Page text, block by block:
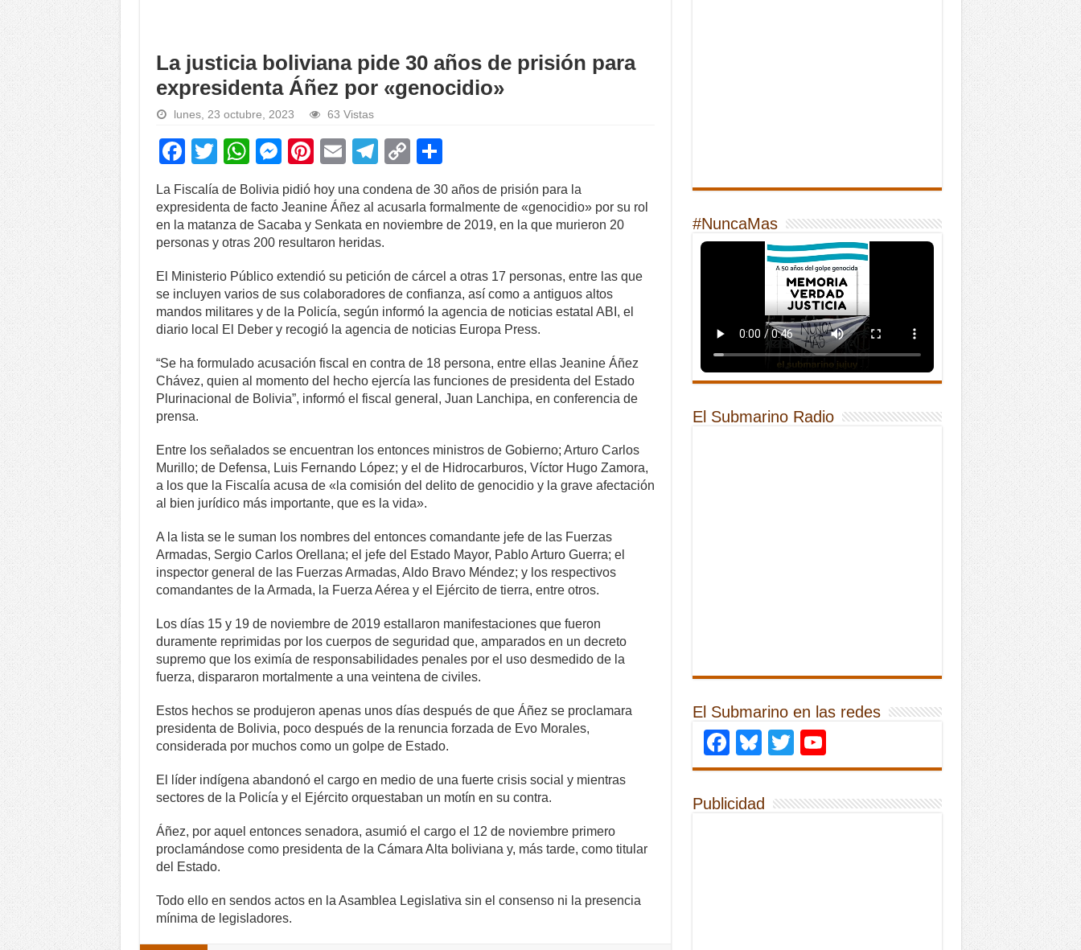
La justicia boliviana pide 30 años de prisión para
expresidenta Áñez por «genocidio»
lunes, 23 octubre, 2023 63 Vistas
F
c
e
b
o
o
k
T
wi
tt
er
W
h
at
s
A
p
p
M
e
ss
e
n
g
er
Pi
nt
er
e
st
E
ail
T
el
e
gr
a
m
C
o
p
y
n
k
h
ar
e
La Fiscalía de Bolivia pidió hoy una condena de 30 años de prisión para la
expresidenta de facto Jeanine Áñez al acusarla formalmente de «genocidio» por su rol
en la matanza de Sacaba y Senkata en noviembre de 2019, en la que murieron 20
personas y otras 200 resultaron heridas.
El Ministerio Público extendió su petición de cárcel a otras 17 personas, entre las que
se incluyen varios de sus colaboradores de confianza, así como a antiguos altos
mandos militares y de la Policía, según informó la agencia de noticias estatal ABI, el
diario local El Deber y recogió la agencia de noticias Europa Press.
“Se ha formulado acusación fiscal en contra de 18 persona, entre ellas Jeanine Áñez
Chávez, quien al momento del hecho ejercía las funciones de presidenta del Estado
Plurinacional de Bolivia”, informó el fiscal general, Juan Lanchipa, en conferencia de
prensa.
Entre los señalados se encuentran los entonces ministros de Gobierno; Arturo Carlos
Murillo; de Defensa, Luis Fernando López; y el de Hidrocarburos, Víctor Hugo Zamora,
a los que la Fiscalía acusa de «la comisión del delito de genocidio y la grave afectación
al bien jurídico más importante, que es la vida».
A la lista se le suman los nombres del entonces comandante jefe de las Fuerzas
Armadas, Sergio Carlos Orellana; el jefe del Estado Mayor, Pablo Arturo Guerra; el
inspector general de las Fuerzas Armadas, Aldo Bravo Méndez; y los respectivos
comandantes de la Armada, la Fuerza Aérea y el Ejército de tierra, entre otros.
Los días 15 y 19 de noviembre de 2019 estallaron manifestaciones que fueron
duramente reprimidas por los cuerpos de seguridad que, amparados en un decreto
supremo que los eximía de responsabilidades penales por el uso desmedido de la
fuerza, dispararon mortalmente a una veintena de civiles.
Estos hechos se produjeron apenas unos días después de que Áñez se proclamara
presidenta de Bolivia, poco después de la renuncia forzada de Evo Morales,
considerada por muchos como un golpe de Estado.
El líder indígena abandonó el cargo en medio de una fuerte crisis social y mientras
sectores de la Policía y el Ejército orquestaban un motín en su contra.
Áñez, por aquel entonces senadora, asumió el cargo el 12 de noviembre primero
proclamándose como presidenta de la Cámara Alta boliviana y, más tarde, como titular
del Estado.
Todo ello en sendos actos en la Asamblea Legislativa sin el consenso ni la presencia
mínima de legisladores.
#NuncaMas
El Submarino Radio
El Submarino en las redes
Facebook
Bluesky
Twitter
Publicidad